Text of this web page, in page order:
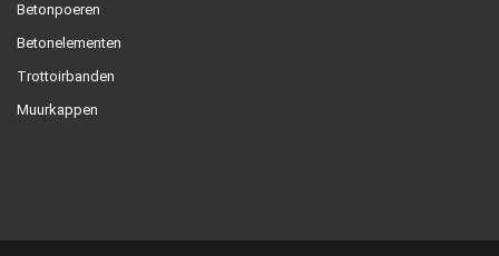
Betonpoeren
Betonelementen
Trottoirbanden
Muurkappen